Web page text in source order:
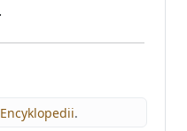
Encyklopedii.